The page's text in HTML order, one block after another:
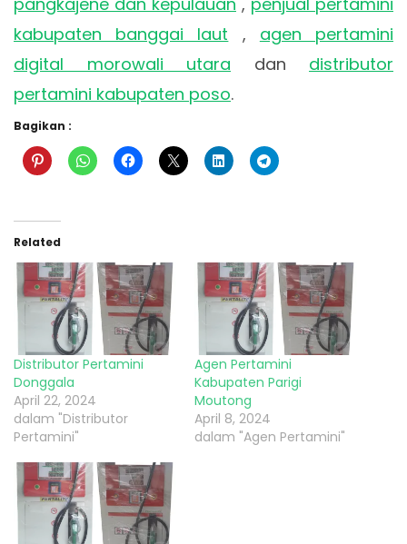
kabupaten banggai laut , agen pertamini
digital morowali utara dan distributor
pertamini kabupaten poso.
Bagikan :
Related
Distributor Pertamini
Donggala
April 22, 2024
dalam "Distributor
Pertamini"
Agen Pertamini
Kabupaten Parigi
Moutong
April 8, 2024
dalam "Agen Pertamini"